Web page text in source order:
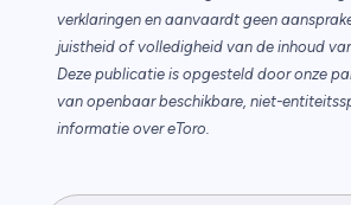
verklaringen en aanvaardt geen
juistheid of volledigheid van de inhoud
Deze publicatie is opgesteld door onze
van openbaar beschikbare, niet-
informatie over eToro.